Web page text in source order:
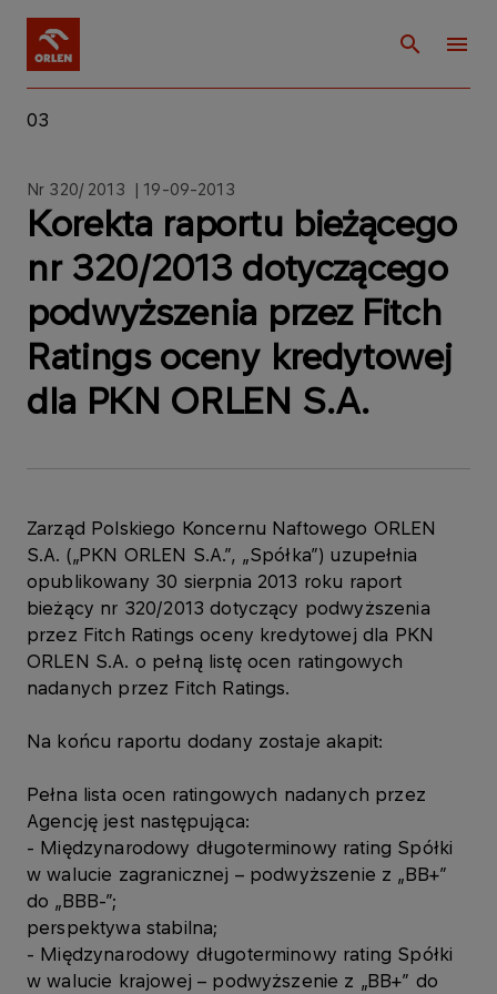
03
Nr 320/ 2013 | 19-09-2013
Korekta raportu bieżącego
nr 320/2013 dotyczącego
podwyższenia przez Fitch
Ratings oceny kredytowej
dla PKN ORLEN S.A.
Zarząd Polskiego Koncernu Naftowego ORLEN
S.A. („PKN ORLEN S.A.”, „Spółka”) uzupełnia
opublikowany 30 sierpnia 2013 roku raport
bieżący nr 320/2013 dotyczący podwyższenia
przez Fitch Ratings oceny kredytowej dla PKN
ORLEN S.A. o pełną listę ocen ratingowych
nadanych przez Fitch Ratings.
Na końcu raportu dodany zostaje akapit:
Pełna lista ocen ratingowych nadanych przez
Agencję jest następująca:
- Międzynarodowy długoterminowy rating Spółki
w walucie zagranicznej – podwyższenie z „BB+”
do „BBB-”;
perspektywa stabilna;
- Międzynarodowy długoterminowy rating Spółki
w walucie krajowej – podwyższenie z „BB+” do